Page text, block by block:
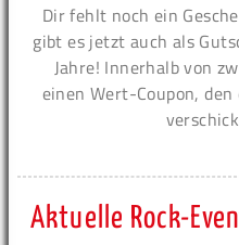
Dir fehlt noch ein
gibt es jetzt auch als
Jahre! Innerhalb von
einen Wert-Coupon,
Aktuelle Rock-